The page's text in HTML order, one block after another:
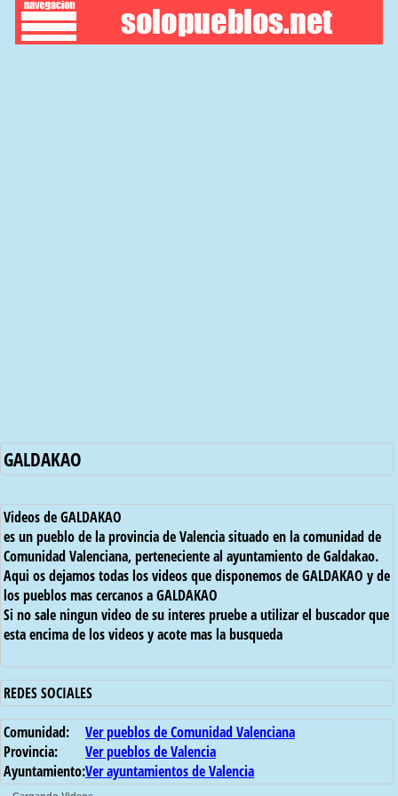
GALDAKAO
Videos de GALDAKAO
es un pueblo de la provincia de Valencia situado en la comunidad de
Comunidad Valenciana, perteneciente al ayuntamiento de Galdakao.
Aqui os dejamos todas los videos que disponemos de GALDAKAO y de
los pueblos mas cercanos a GALDAKAO
Si no sale ningun video de su interes pruebe a utilizar el buscador que
esta encima de los videos y acote mas la busqueda
REDES SOCIALES
Comunidad:
Ver pueblos de Comunidad Valenciana
Provincia:
Ver pueblos de Valencia
Ayuntamiento:Ver ayuntamientos de Valencia